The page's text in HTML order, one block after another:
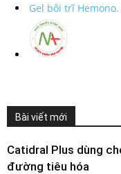
Gel bôi trĩ Hemono.
Bài viết mới
Catidral Plus dùng
đường tiêu hóa